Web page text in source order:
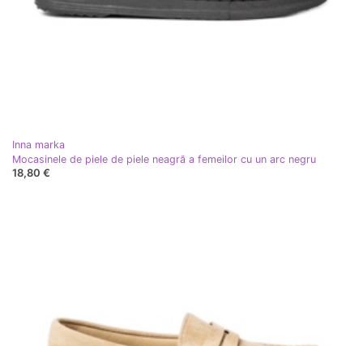
Inna marka
Mocasinele de piele de piele neagră a femeilor cu un arc negru
18,80 €